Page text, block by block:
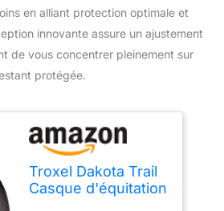
en alliant protection optimale et
innovante assure un ajustement
de vous concentrer pleinement sur
protégée.
Troxel Dakota Trail
Casque d'équitation